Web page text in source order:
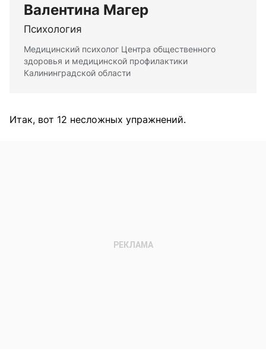
Валентина Магер
Психология
Медицинский психолог Центра общественного
здоровья и медицинской профилактики
Калининградской области
Итак, вот 12 несложных упражнений.